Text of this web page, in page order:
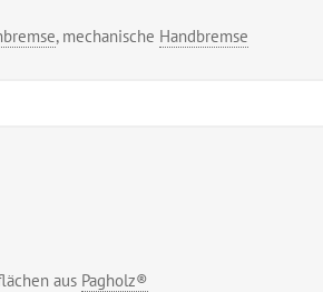
, mechanische Handbremse
aus Pagholz®